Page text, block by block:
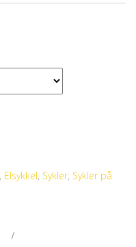
, Elsykkel, Sykler, Sykler på